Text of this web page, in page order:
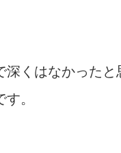
深くはなかった
。